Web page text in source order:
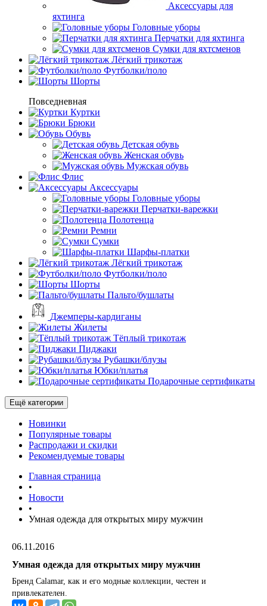
Аксессуары для
яхтинга
Головные уборы
Перчатки для яхтинга
Сумки для яхтсменов
Лёгкий трикотаж
Футболки/поло
Шорты
Повседневная
Куртки
Брюки
Обувь
Детская обувь
Женская обувь
Мужская обувь
Флис
Аксессуары
Головные уборы
Перчатки-варежки
Полотенца
Ремни
Сумки
Шарфы-платки
Лёгкий трикотаж
Футболки/поло
Шорты
Пальто/бушлаты
Джемперы-кардиганы
Жилеты
Тёплый трикотаж
Пиджаки
Рубашки/блузы
Юбки/платья
Подарочные сертификаты
Ещё категории
Новинки
Популярные товары
Распродажи и скидки
Рекомендуемые товары
Главная страница
•
Новости
•
Умная одежда для открытых миру мужчин
06.11.2016
Умная одежда для открытых миру мужчин
Бренд Calamar, как и его модные коллекции, честен и
привлекателен.